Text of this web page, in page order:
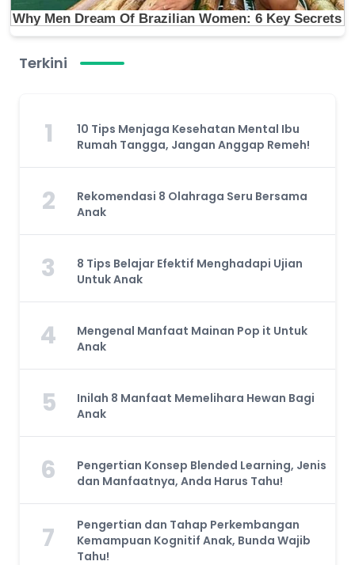
Terkini
1
10 Tips Menjaga Kesehatan Mental Ibu
Rumah Tangga, Jangan Anggap Remeh!
2
Rekomendasi 8 Olahraga Seru Bersama
Anak
3
8 Tips Belajar Efektif Menghadapi Ujian
Untuk Anak
4
Mengenal Manfaat Mainan Pop it Untuk
Anak
5
Inilah 8 Manfaat Memelihara Hewan Bagi
Anak
6
Pengertian Konsep Blended Learning, Jenis
dan Manfaatnya, Anda Harus Tahu!
7
Pengertian dan Tahap Perkembangan
Kemampuan Kognitif Anak, Bunda Wajib
Tahu!